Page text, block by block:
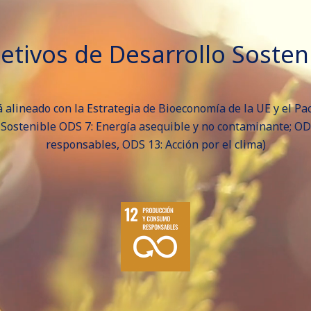
de Desarrollo
alineado con la Estrategia de Bioeconomía de la UE y el
ODS 7: Energía asequible y no contaminante;
responsables, ODS 13: Acción por el clima)